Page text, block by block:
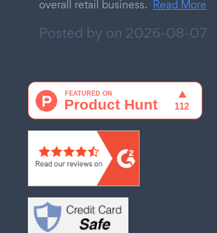
overall retail business. Read More
Posted by on 2026-08-07